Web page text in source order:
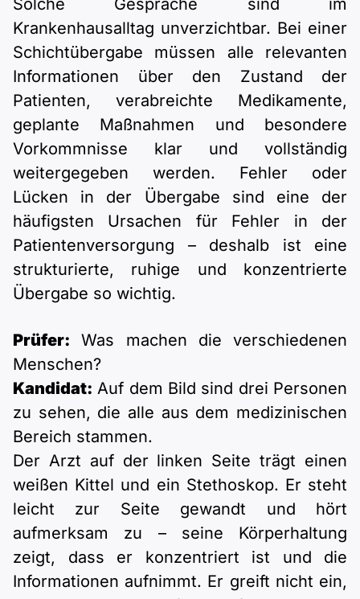
Solche Gespräche sind im
Krankenhausalltag unverzichtbar. Bei einer
Schichtübergabe müssen alle relevanten
Informationen über den Zustand der
Patienten, verabreichte Medikamente,
geplante Maßnahmen und besondere
Vorkommnisse klar und vollständig
weitergegeben werden. Fehler oder
Lücken in der Übergabe sind eine der
häufigsten Ursachen für Fehler in der
Patientenversorgung – deshalb ist eine
strukturierte, ruhige und konzentrierte
Übergabe so wichtig.
Prüfer: Was machen die verschiedenen
Menschen?
Kandidat: Auf dem Bild sind drei Personen
zu sehen, die alle aus dem medizinischen
Bereich stammen.
Der Arzt auf der linken Seite trägt einen
weißen Kittel und ein Stethoskop. Er steht
leicht zur Seite gewandt und hört
aufmerksam zu – seine Körperhaltung
zeigt, dass er konzentriert ist und die
Informationen aufnimmt. Er greift nicht ein,